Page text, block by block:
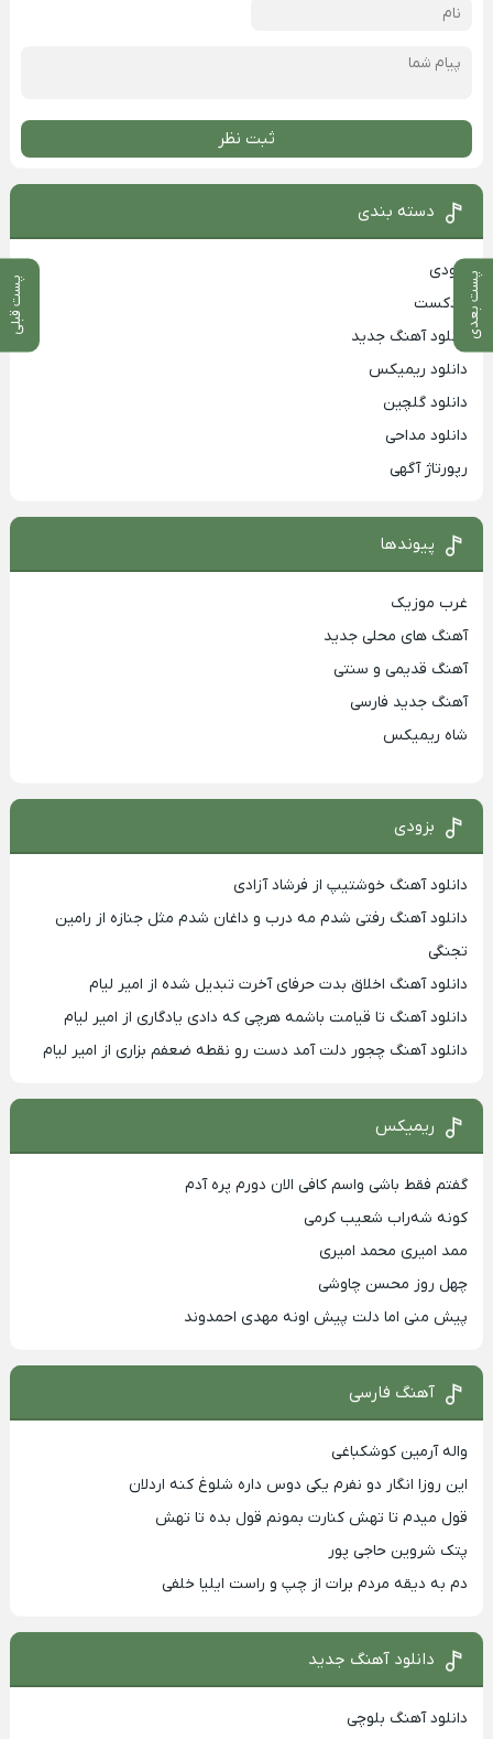
پست بعدی پست قبلی
ثبت نظر
دسته بندی
بزودی
پادکست
دانلود آهنگ جدید
دانلود ریمیکس
دانلود گلچین
دانلود مداحی
رپورتاژ آگهی
پیوندها
غرب موزیک
آهنگ های محلی جدید
آهنگ قدیمی و سنتی
آهنگ جدید فارسی
شاه ریمیکس
بزودی
دانلود آهنگ خوشتیپ از فرشاد آزادی
دانلود آهنگ رفتی شدم مه درب و داغان شدم مثل جنازه از رامین
تجنگی
دانلود آهنگ اخلاق بدت حرفای آخرت تبدیل شده از امیر لیام
دانلود آهنگ تا قیامت باشمه هرچی که دادی یادگاری از امیر لیام
دانلود آهنگ چجور دلت آمد دست رو نقطه ضعفم بزاری از امیر لیام
ریمیکس
گفتم فقط باشی واسم کافی الان دورم پره آدم
کونه شه‌راب شعیب کرمی
ممد امیری محمد امیری
چهل روز محسن چاوشی
پیش منی اما دلت پیش اونه مهدی احمدوند
آهنگ فارسی
واله آرمین کوشکباغی
این روزا انگار دو نفرم یکی دوس داره شلوغ کنه اردلان
قول میدم تا تهش کنارت بمونم قول بده تا تهش
پتک شروین حاجی پور
دم به دیقه مردم برات از چپ و راست ایلیا خلفی
دانلود آهنگ جدید
دانلود آهنگ بلوچی